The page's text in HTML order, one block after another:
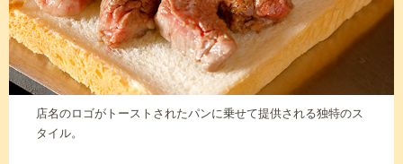
店名のロゴがトーストされたパンに乗せて提供される独特のス
タイル。